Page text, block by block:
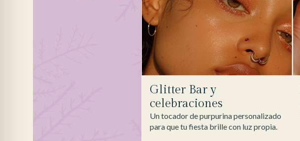
Glitter Bar y
celebraciones
Un tocador de purpurina personalizado
para que tu fiesta brille con luz propia.